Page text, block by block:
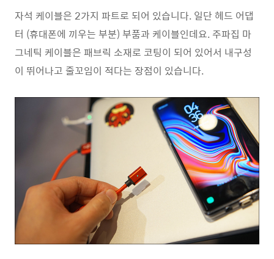
자석 케이블은 2가지 파트로 되어 있습니다. 일단 헤드 어댑
터 (휴대폰에 끼우는 부분) 부품과 케이블인데요. 주파집 마
그네틱 케이블은 패브릭 소재로 코팅이 되어 있어서 내구성
이 뛰어나고 줄꼬임이 적다는 장점이 있습니다.